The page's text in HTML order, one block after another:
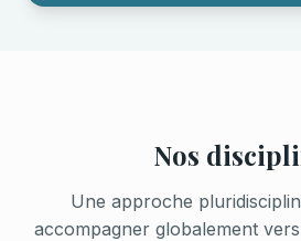
Nos
Une approche
accompagner globalement